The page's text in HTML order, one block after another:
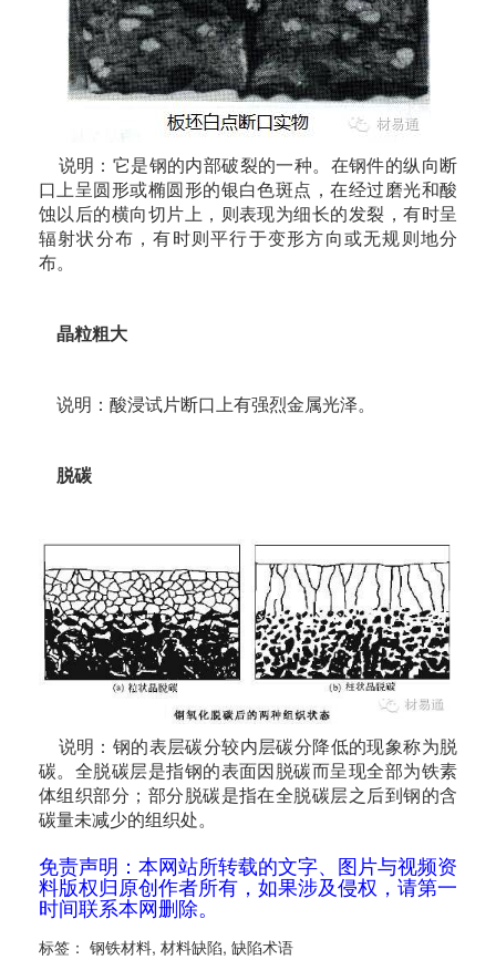
说明：它是钢的内部破裂的一种。在钢件的纵向断
口上呈圆形或椭圆形的银白色斑点，在经过磨光和酸
蚀以后的横向切片上，则表现为细长的发裂，有时呈
辐射状分布，有时则平行于变形方向或无规则地分
布。
晶粒粗大
说明：酸浸试片断口上有强烈金属光泽。
脱碳
说明：钢的表层碳分较内层碳分降低的现象称为脱
碳。全脱碳层是指钢的表面因脱碳而呈现全部为铁素
体组织部分；部分脱碳是指在全脱碳层之后到钢的含
碳量未减少的组织处。
免责声明：本网站所转载的文字、图片与视频资
料版权归原创作者所有，如果涉及侵权，请第一
时间联系本网删除。
标签： 钢铁材料, 材料缺陷, 缺陷术语